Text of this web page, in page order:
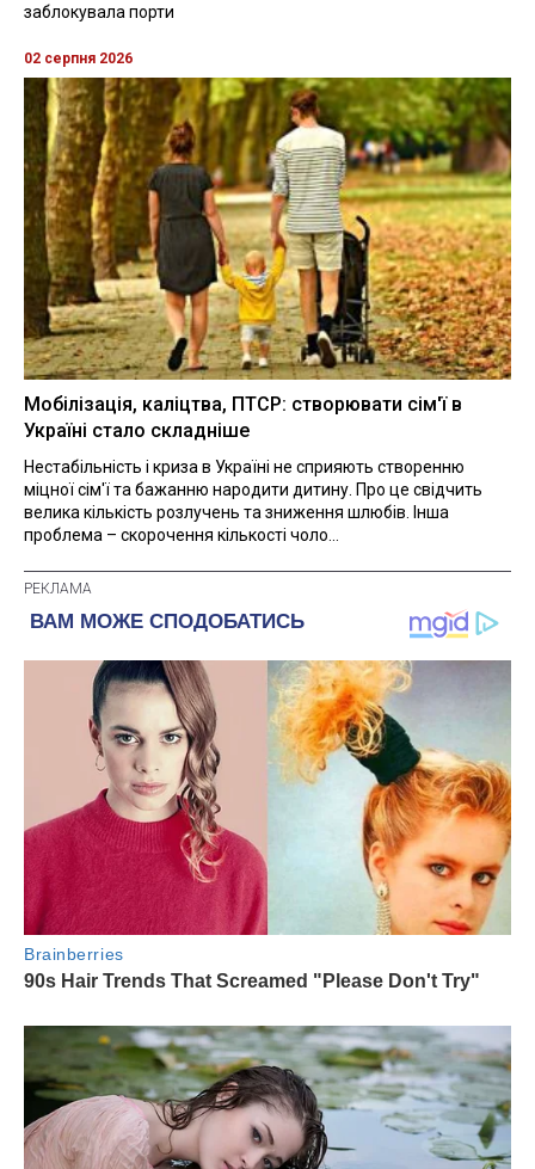
заблокувала порти
02 серпня 2026
Мобілізація, каліцтва, ПТСР: створювати сім'ї в
Україні стало складніше
Нестабільність і криза в Україні не сприяють створенню
міцної сім'ї та бажанню народити дитину. Про це свідчить
велика кількість розлучень та зниження шлюбів. Інша
проблема – скорочення кількості чоло...